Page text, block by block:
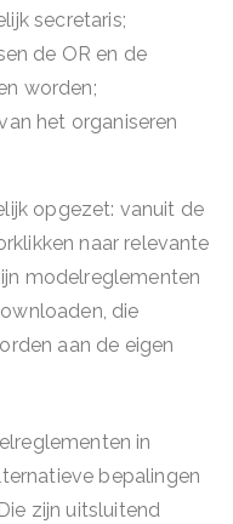
secretaris;
de OR en de
worden;
het organiseren
opgezet: vanuit de
naar relevante
modelreglementen
die
aan de eigen
in
bepalingen
zijn uitsluitend